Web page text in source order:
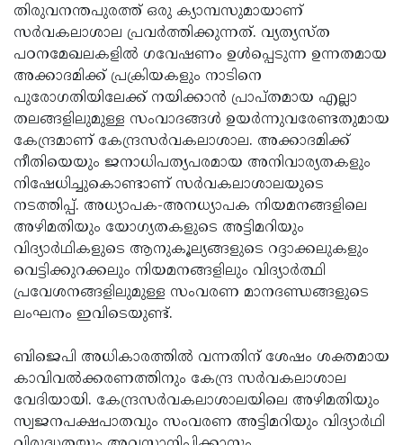
തിരുവനന്തപുരത്ത് ഒരു ക്യാമ്പസുമായാണ്
സര്‍വകലാശാല പ്രവര്‍ത്തിക്കുന്നത്. വ്യത്യസ്ത
പഠനമേഖലകളില്‍ ഗവേഷണം ഉള്‍പ്പെടുന്ന ഉന്നതമായ
അക്കാദമിക്ക് പ്രക്രിയകളും നാടിനെ
പുരോഗതിയിലേക്ക് നയിക്കാന്‍ പ്രാപ്തമായ എല്ലാ
തലങ്ങളിലുമുള്ള സംവാദങ്ങള്‍ ഉയര്‍ന്നുവരേണ്ടതുമായ
കേന്ദ്രമാണ് കേന്ദ്രസര്‍വകലാശാല. അക്കാദമിക്ക്
നീതിയെയും ജനാധിപത്യപരമായ അനിവാര്യതകളും
നിഷേധിച്ചുകൊണ്ടാണ് സര്‍വകലാശാലയുടെ
നടത്തിപ്പ്. അധ്യാപക-അനധ്യാപക നിയമനങ്ങളിലെ
അഴിമതിയും യോഗ്യതകളുടെ അട്ടിമറിയും
വിദ്യാര്‍ഥികളുടെ ആനുകൂല്യങ്ങളുടെ റദ്ദാക്കലുകളും
വെട്ടിക്കുറക്കലും നിയമനങ്ങളിലും വിദ്യാര്‍ത്ഥി
പ്രവേശനങ്ങളിലുമുള്ള സംവരണ മാനദണ്ഡങ്ങളുടെ
ലംഘനം ഇവിടെയുണ്ട്.
ബിജെപി അധികാരത്തില്‍ വന്നതിന് ശേഷം ശക്തമായ
കാവിവല്‍ക്കരണത്തിനും കേന്ദ്ര സര്‍വകലാശാല
വേദിയായി. കേന്ദ്രസര്‍വകലാശാലയിലെ അഴിമതിയും
സ്വജനപക്ഷപാതവും സംവരണ അട്ടിമറിയും വിദ്യാര്‍ഥി